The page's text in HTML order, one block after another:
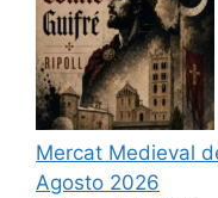
Mercat Medieval
Agosto 2026